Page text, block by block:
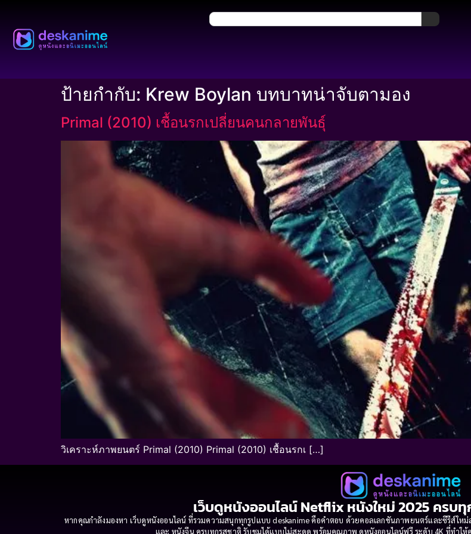
ป้ายกำกับ: Krew Boylan บทบาทน่าจับตามอง
Primal (2010) เชื้อนรกเปลี่ยนคนกลายพันธุ์
วิเคราะห์ภาพยนตร์ Primal (2010) Primal (2010) เชื้อนรกเ […]
เว็บดูหนังออนไลน์ Netflix หนังใหม่ 2025 ครบ
หากคุณกำลังมองหา เว็บดูหนังออนไลน์ ที่รวมความสนุกทุกรูปแบบ deskanime คือคำตอบ ด้วยคอลเลกชันภาพยนตร์และซีรีส์ให
และ หนังจีน ครบทุกรสชาติ รับชมได้แบบไม่สะดุด พร้อมคุณภาพ ดูหนังออนไลน์ฟรี ระดับ 4K ที่ทำให้